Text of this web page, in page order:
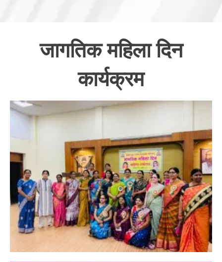
जागतिक महिला दिन
कार्यक्रम